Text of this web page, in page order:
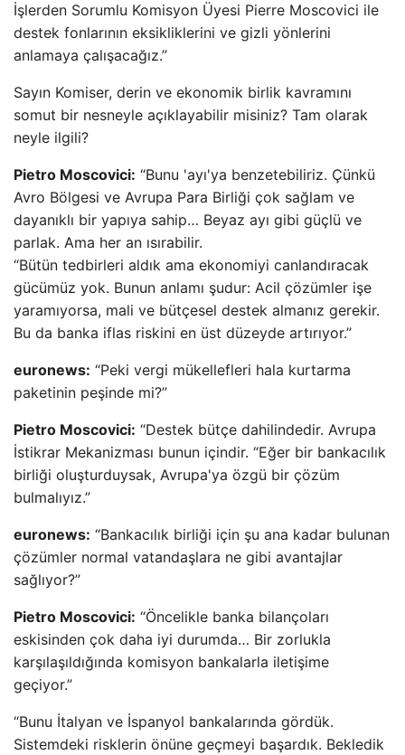
İşlerden Sorumlu Komisyon Üyesi Pierre Moscovici ile
destek fonlarının eksikliklerini ve gizli yönlerini
anlamaya çalışacağız.”
Sayın Komiser, derin ve ekonomik birlik kavramını
somut bir nesneyle açıklayabilir misiniz? Tam olarak
neyle ilgili?
Pietro Moscovici: “Bunu 'ayı'ya benzetebiliriz. Çünkü
Avro Bölgesi ve Avrupa Para Birliği çok sağlam ve
dayanıklı bir yapıya sahip… Beyaz ayı gibi güçlü ve
parlak. Ama her an ısırabilir.
“Bütün tedbirleri aldık ama ekonomiyi canlandıracak
gücümüz yok. Bunun anlamı şudur: Acil çözümler işe
yaramıyorsa, mali ve bütçesel destek almanız gerekir.
Bu da banka iflas riskini en üst düzeyde artırıyor.”
euronews: “Peki vergi mükellefleri hala kurtarma
paketinin peşinde mi?”
Pietro Moscovici: “Destek bütçe dahilindedir. Avrupa
İstikrar Mekanizması bunun içindir. “Eğer bir bankacılık
birliği oluşturduysak, Avrupa'ya özgü bir çözüm
bulmalıyız.”
euronews: “Bankacılık birliği için şu ana kadar bulunan
çözümler normal vatandaşlara ne gibi avantajlar
sağlıyor?”
Pietro Moscovici: “Öncelikle banka bilançoları
eskisinden çok daha iyi durumda… Bir zorlukla
karşılaşıldığında komisyon bankalarla iletişime
geçiyor.”
“Bunu İtalyan ve İspanyol bankalarında gördük.
Sistemdeki risklerin önüne geçmeyi başardık. Bekledik